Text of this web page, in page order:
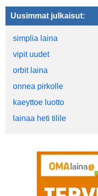
Uusimmat julkaisut:
simplia laina
vipit uudet
orbit laina
onnea pirkolle
kaeyttoe luotto
lainaa heti tilile